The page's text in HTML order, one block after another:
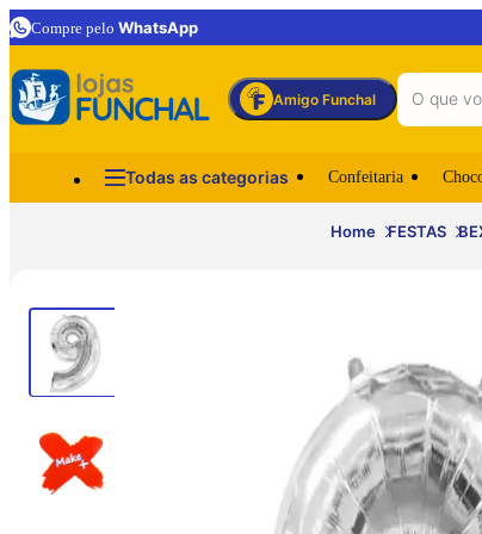
Compre pelo WhatsApp
Amigo Funchal
Todas as categorias Confeitaria
Home FESTAS